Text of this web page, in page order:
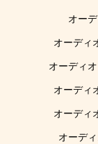
オー
オーディ
オーディ
オーディ
オーディ
オーデ